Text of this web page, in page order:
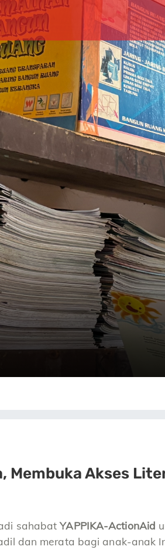
Membuka Akses
sahabatYAPPIKA-ActionAid
dan merata bagi anak-anak